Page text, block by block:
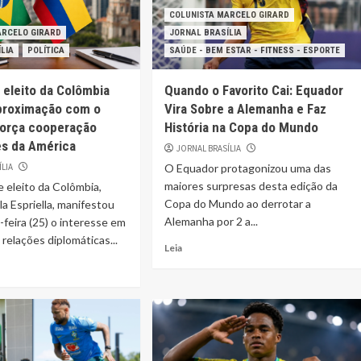
GIRARD
POLÍTICA
da Colômbia
com o
cooperação
da América
eleito da Colômbia,
Espriella, manifestou
(25) o interesse em
diplomáticas...
COLUNISTA MARCELO GIRARD
JORNAL BRASÍLIA
SAÚDE - BEM ESTAR - FITNESS - ESPORTE
Quando o Favorito Cai: Equador
Vira Sobre a Alemanha e Faz
História na Copa do Mundo
JORNAL BRASÍLIA
O Equador protagonizou uma das
maiores surpresas desta edição da
Copa do Mundo ao derrotar a
Alemanha por 2 a...
Leia